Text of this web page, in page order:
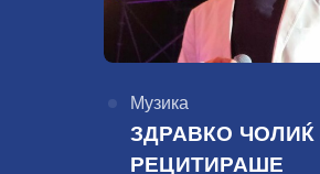
КАтегорија
Музика
ЗДРАВКО ЧОЛИЌ
РЕЦИТИРАШЕ